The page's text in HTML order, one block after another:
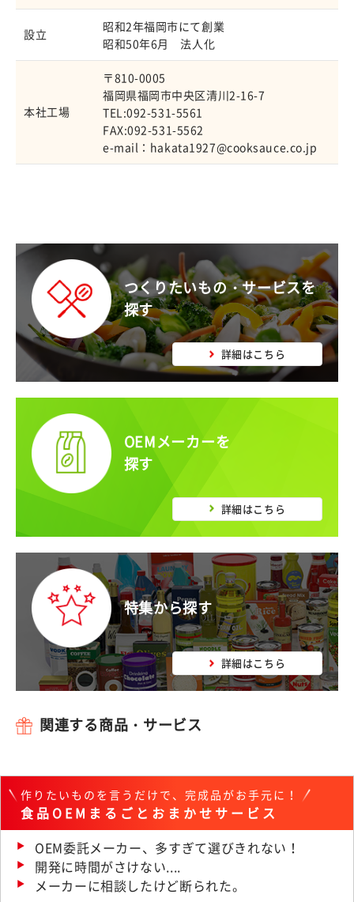
設立
昭和2年福岡市にて創業
昭和50年6月 法人化
本社工場
〒810-0005
福岡県福岡市中央区清川2-16-7
TEL:092-531-5561
FAX:092-531-5562
e-mail：hakata1927@cooksauce.co.jp
つくりたいもの・サービスを
探す
詳細はこちら
OEMメーカーを
探す
詳細はこちら
特集から探す
詳細はこちら
関連する商品・サービス
作りたいものを言うだけで、完成品がお手元に！
食品OEMまるごとおまかせサービス
OEM委託メーカー、多すぎて選びきれない！
開発に時間がさけない....
メーカーに相談したけど断られた。